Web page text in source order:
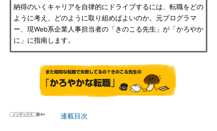
納得のいくキャリアを自律的にドライブするには、転職をどの
ように考え、どのように取り組めばよいのか。元プログラマ
ー、現Web系企業人事担当者の「きのこる先生」が「かろやか
に」に指南します。
連載目次